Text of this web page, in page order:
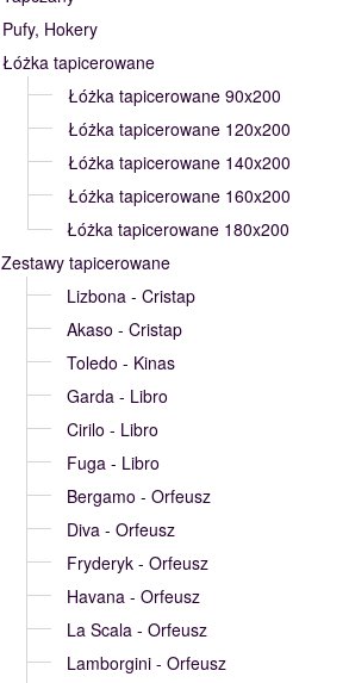
Pufy, Hokery
Łóżka tapicerowane
Łóżka tapicerowane 90x200
Łóżka tapicerowane 120x200
Łóżka tapicerowane 140x200
Łóżka tapicerowane 160x200
Łóżka tapicerowane 180x200
Zestawy tapicerowane
Lizbona - Cristap
Akaso - Cristap
Toledo - Kinas
Garda - Libro
Cirilo - Libro
Fuga - Libro
Bergamo - Orfeusz
Diva - Orfeusz
Fryderyk - Orfeusz
Havana - Orfeusz
La Scala - Orfeusz
Lamborgini - Orfeusz